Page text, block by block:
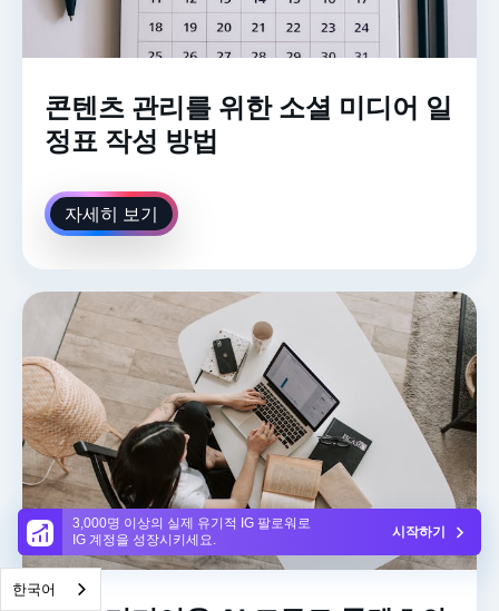
3,000명 이상의 실제 유기적 IG 팔로워로
IG 계정을 성장시키세요.
시작하기
콘텐츠 관리를 위한 소셜 미디어 일
정표 작성 방법
자세히 보기
한국어